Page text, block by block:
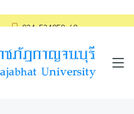
034-534059-60